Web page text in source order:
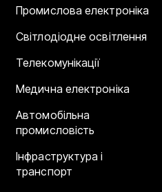
Промислова електроніка
Світлодіодне освітлення
Телекомунікації
Медична електроніка
Автомобільна
промисловість
Інфраструктура і
транспорт